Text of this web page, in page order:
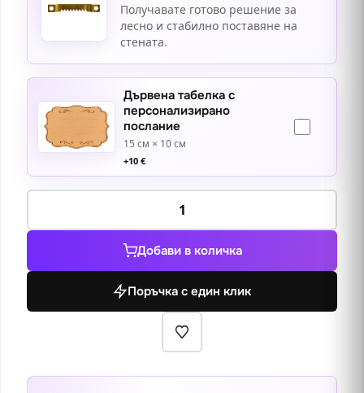
Получавате готово решение за
лесно и стабилно поставяне на
стената.
Дървена табелка с
персонализирано
послание
15 см × 10 см
+10 €
количество
Един
ден
1914
Добави в количка
Поръчка с един клик